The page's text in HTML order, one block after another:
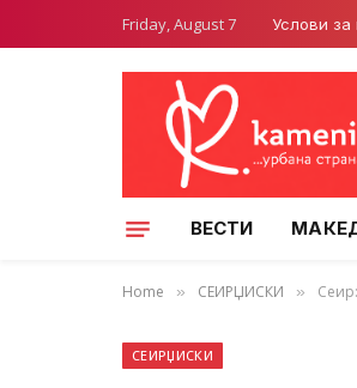
Friday, August 7 Услови
ВЕСТИ
Home » СЕИРЏИСКИ »
СЕИРЏИСКИ